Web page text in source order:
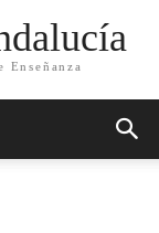
Enseñanza